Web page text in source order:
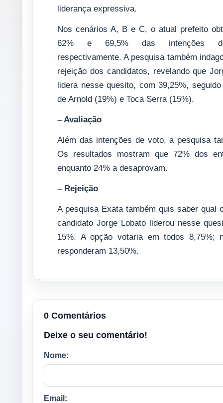
liderança expressiva.
Nos cenários A, B e C, o atual prefeito
62% e 69,5% das intenções
respectivamente. A pesquisa também
rejeição dos candidatos, revelando que
lidera nesse quesito, com 39,25%,
de Arnold (19%) e Toca Serra (15%).
– Avaliação
Além das intenções de voto, a pesquisa
Os resultados mostram que 72% dos
enquanto 24% a desaprovam.
– Rejeição
A pesquisa Exata também quis saber qual
candidato Jorge Lobato liderou nesse
15%. A opção votaria em todos 8,75%;
responderam 13,50%.
0 Comentários
Deixe o seu comentário!
Nome:
Email: